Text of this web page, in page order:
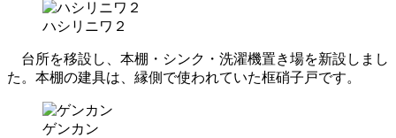
ハシリニワ２
台所を移設し、本棚・シンク・洗濯機置き場を新設しまし
た。本棚の建具は、縁側で使われていた框硝子戸です。
ゲンカン